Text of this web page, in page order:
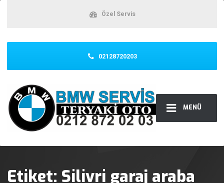
MENÜ
Özel Servis
02128720203
Etiket: Silivri garaj araba